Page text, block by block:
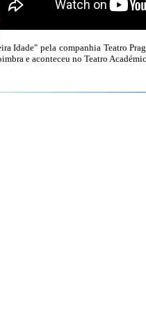
Idade" pela companhia Teatro
e aconteceu no Teatro